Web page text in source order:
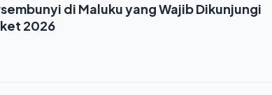
di Maluku yang Wajib Dikunjungi
2026